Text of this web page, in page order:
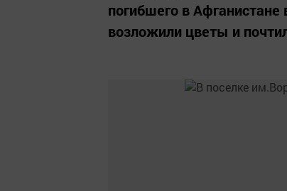
погибшего в
возложили цветы и